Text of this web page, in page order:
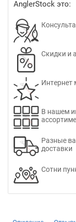
AnglerStock это:
Скидки и
Интернет
В нашем
Разные
доставки
Сотни